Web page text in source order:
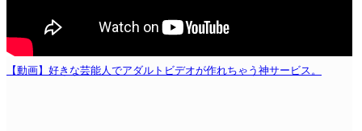
【動画】好きな芸能人でアダルトビデオが作れちゃう神サービス。